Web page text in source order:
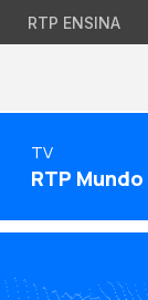
RTP ENSINA
TV
RTP Mundo